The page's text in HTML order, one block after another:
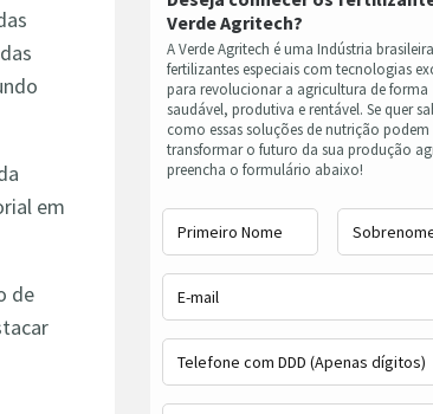
em
de
Verde Agritech?
A Verde Agritech é uma Indústria
fertilizantes especiais com tecnologias
para revolucionar a agricultura de forma
saudável, produtiva e rentável. Se quer
como essas soluções de nutrição podem
transformar o futuro da sua produção
preencha o formulário abaixo!